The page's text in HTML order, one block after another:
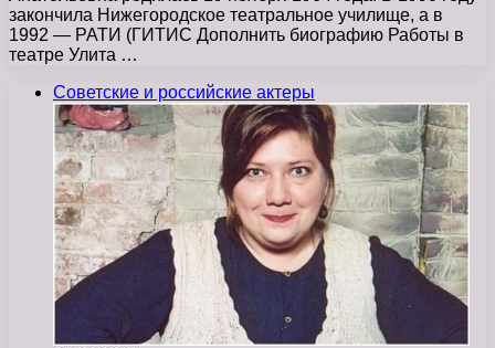
закончила Нижегородское театральное училище, а в
1992 — РАТИ (ГИТИС Дополнить биографию Работы в
театре Улита …
Советские и российские актеры